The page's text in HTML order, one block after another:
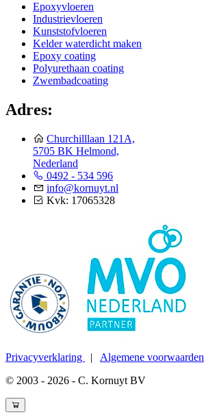
Epoxyvloeren
Industrievloeren
Kunststofvloeren
Kelder waterdicht maken
Epoxy coating
Polyurethaan coating
Zwembadcoating
Adres:
Churchilllaan 121A,
5705 BK Helmond,
Nederland
0492 - 534 596
info@kornuyt.nl
Kvk: 17065328
Privacyverklaring | Algemene voorwaarden
© 2003 - 2026 - C. Kornuyt BV